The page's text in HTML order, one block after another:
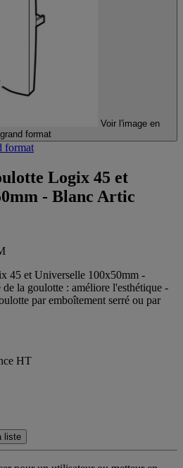
Voir l'image en
grand format
format
Logix 45 et
- Blanc Artic
45 et Universelle 100x50mm -
la goulotte : améliore l'esthétique -
par emboîtement serré ou par
HT
liste